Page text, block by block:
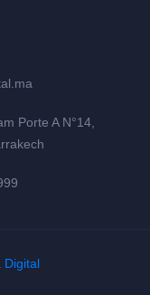
Porte A N°14,
Digital